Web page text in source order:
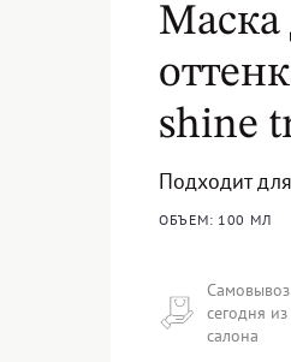
Маска
shine
Подходит
ОБЪЕМ: 100 МЛ
Самовывоз
сегодня
салона